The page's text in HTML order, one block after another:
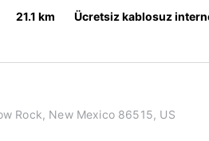
21.1 km Ücretsiz kablosuz
Rock, New Mexico 86515, US